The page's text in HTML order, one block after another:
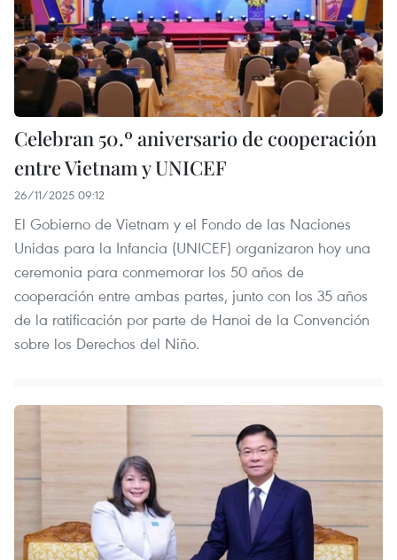
Celebran 50.º aniversario de cooperación
entre Vietnam y UNICEF
26/11/2025 09:12
El Gobierno de Vietnam y el Fondo de las Naciones
Unidas para la Infancia (UNICEF) organizaron hoy una
ceremonia para conmemorar los 50 años de
cooperación entre ambas partes, junto con los 35 años
de la ratificación por parte de Hanoi de la Convención
sobre los Derechos del Niño.